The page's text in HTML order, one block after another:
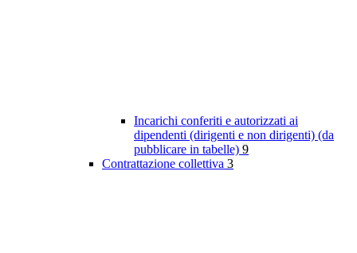
Incarichi conferiti e autorizzati ai
dipendenti (dirigenti e non dirigenti) (da
pubblicare in tabelle) 9
Contrattazione collettiva 3